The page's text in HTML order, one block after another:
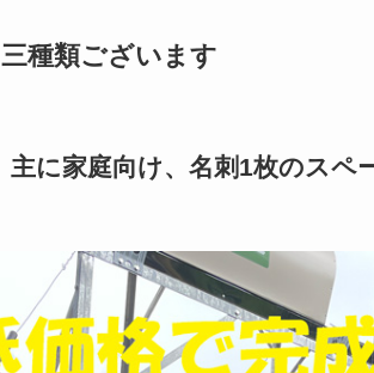
種類ございます
に家庭向け、名刺1枚のスペ